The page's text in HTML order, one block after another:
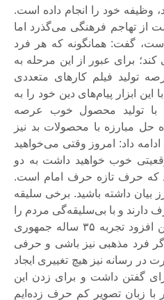
وظیفه خود را انجام داده است.
از تهاجم فرهنگی می‌گذرد اما
گفت: همانگونه که هر فرد
برای عبور از این مرحله به
تولید فیلم کارهای متعددی
این ابزار پیام‌های دین خود را به
با تولید محصول خوب عرصه
مبارزه با محصولات بد نیز
داد: امروز وقتی می‌خواهید
خوب خواهید داشت به دو
که حرف تازه حرف امام است.
بیان داشته باشید. برخی سلیقه
دارند و با بی‌سلیقه‌گی مردم را
خسته می‌کنند. پناهیان همچنین افزود تجربه ۳۵ ساله جمهوری
فرد مذهبی نیز باشی و حرفی
در رسانه نیز هیچ تغییری ایجاد
گفتن داشت و برای زدن این
زبان تصویر کم حرف زده‌ایم